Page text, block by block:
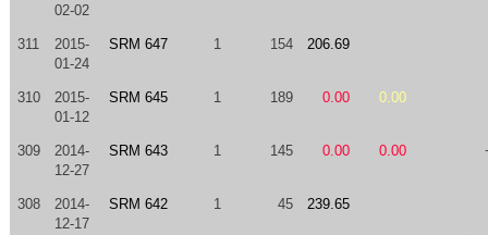
02-02
311
2015-
01-24
SRM 647 1 154 206.69
310
2015-
01-12
SRM 645 1 189 0.00 0.00
309
2014-
12-27
SRM 643 1 145 0.00 0.00
308
2014-
12-17
SRM 642 1 45 239.65